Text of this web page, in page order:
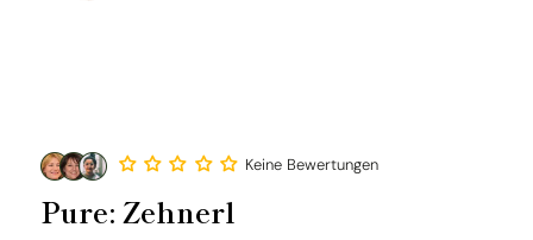
Keine Bewertungen
Pure: Zehnerl